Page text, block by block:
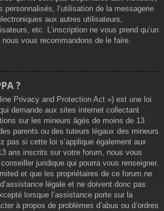
personnalisés, l’utilisation de la messagerie
aux autres utilisateurs,
etc. L’inscription ne vous prend qu’un
vous recommandons de le faire.
?
Privacy and Protection Act ») est une loi
demande aux sites internet collectant
sur les mineurs âgés de moins de 13
parents ou des tuteurs légaux des mineurs
pas si cette loi s’applique également aux
ans inscrits sur votre forum, nous vous
juridique qui pourra vous renseigner.
et que les propriétaires de ce forum ne
légale et ne doivent donc pas
lorsque l’assistance porte sur la
à propos de problèmes d’abus ou d’ordres